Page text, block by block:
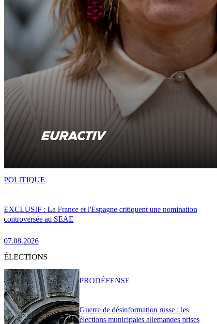
EXCLUSIF : La France et l'Espagne critiquent une nomination
controversée au SEAE
07.08.2026
POLITIQUE
ÉLECTIONS
Guerre de désinformation russe : les
élections municipales allemandes prises
PRODÉFENSE